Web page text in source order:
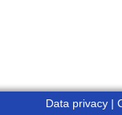
Data privacy |